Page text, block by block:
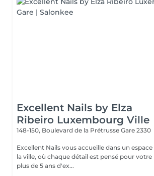
Excellent Nails by Elza
Ribeiro Luxembourg Ville
148-150, Boulevard de la Prétrusse Gare 2330
Excellent Nails vous accueille dans un
la ville, où chaque détail est pensé pour votre bien-
plus de 5 ans d'ex...